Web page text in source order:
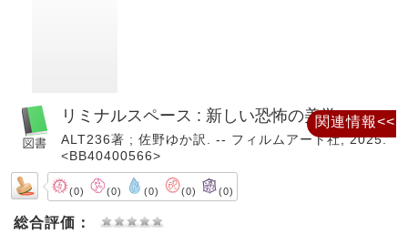
リミナルスペース : 新しい恐怖の美学
ALT236著 ; 佐野ゆか訳. -- フィルムアート社, 2025.
<BB40400566>
(0) (0) (0) (0) (0)
総合評価：
関連情報<<